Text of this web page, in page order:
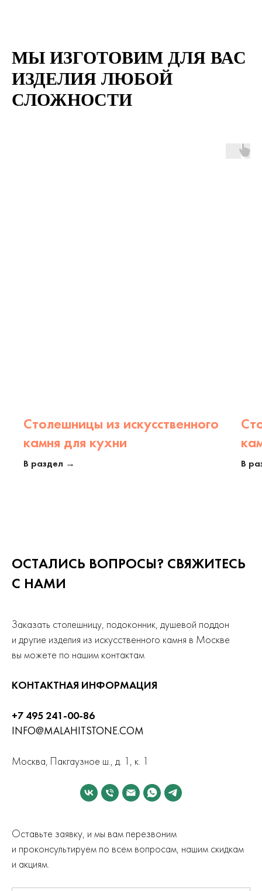
МЫ ИЗГОТОВИМ ДЛЯ ВАС
ИЗДЕЛИЯ ЛЮБОЙ
СЛОЖНОСТИ
Столешницы из искусственного
камня для кухни
В раздел → В
ОСТАЛИСЬ ВОПРОСЫ? СВЯЖИТЕСЬ
С НАМИ
Заказать столешницу, подоконник, душевой поддон
и другие изделия из искусственного камня в Москве
вы можете по нашим контактам
КОНТАКТНАЯ ИНФОРМАЦИЯ
+7 495 241-00-86
INFO@MALAHITSTONE.COM
Москва, Пакгаузное ш., д. 1, к. 1
Оставьте заявку, и мы вам перезвоним
и проконсультируем по всем вопросам, нашим скидкам
и акциям.